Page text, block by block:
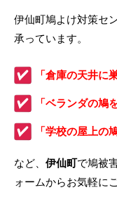
伊仙町鳩よけ対策セ
承っています。
「倉庫の天井に
「ベランダの鳩
「学校の屋上の
など、 伊仙町で鳩被
ォームからお気軽に